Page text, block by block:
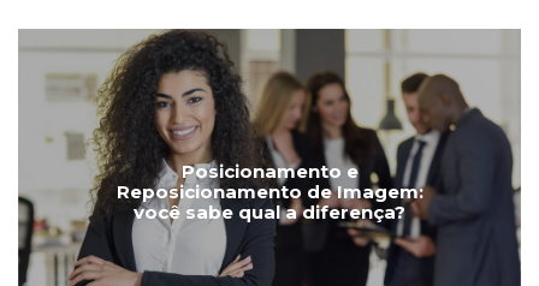
Posicionamento e
Reposicionamento de Imagem:
você sabe qual a diferença?